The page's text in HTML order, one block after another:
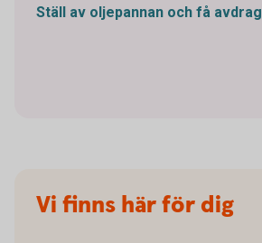
Ställ av oljepannan och få avdrag
Vi finns här för dig